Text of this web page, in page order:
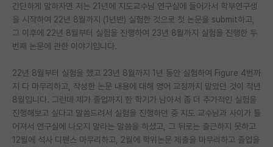
연구실(PI) 홍보 게시판
석박사 채용 정보 게시판
학부 인턴 게시판
취업 게시판
임용 후기 게시판
간단하게 말하자면 저는 21년에 지도교수님 연구실에 들어가서 학부연구생
을 시작하여 22년 8월까지 (1년반) 실험한 것으로 첫 논문을 submit하고,
그 이후에 22년 8월부터 실험을 진행하여 23년 8월까지 실험을 진행한 두
번째 논문에 관한 이야기입니다.
22년 8월부터 실험을 했고 23년 8월까지 1년 동안 실험하여 Figure 4번까
지 다 마무리하고, 작성한 논문 내용에 대해 영어 교정까지 맡았던 것이 작년
8월입니다. 그런데 제가 졸업까지 한 학기가 남아서 좀 더 추가적인 실험을
진행해보고 싶다고 말씀드려서 실험을 진행하던 중 지도 교수님과 사이가 틀
어져서 연구실에 나오지 말라는 말씀을 하셨고, 그 뒤로는 출근하지 못하고
12월에 석사 디펜스 마무리하고, 2월에 학위논문 제출을 마무리하고 졸업을